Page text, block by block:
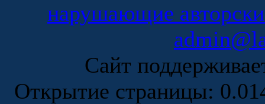
нарушающие
Сайт
Открытие страницы: